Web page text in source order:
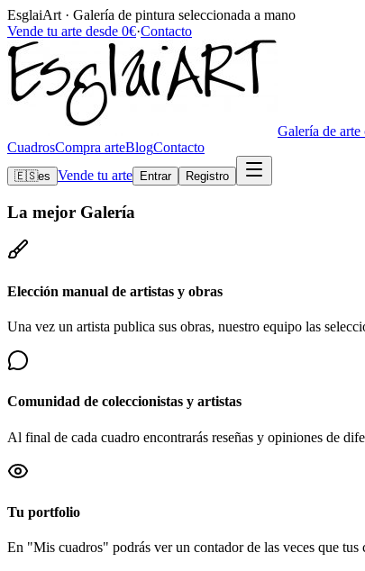
EsglaiArt · Galería de pintura seleccionada a mano
Vende tu arte desde 0€·Contacto
Galería de arte
CuadrosCompra arteBlogContacto
🇪🇸es Vende tu arte Entrar Registro
La mejor Galería
Elección manual de artistas y obras
Una vez un artista publica sus obras, nuestro equipo las
Comunidad de coleccionistas y artistas
Al final de cada cuadro encontrarás reseñas y opiniones de
Tu portfolio
En "Mis cuadros" podrás ver un contador de las veces que